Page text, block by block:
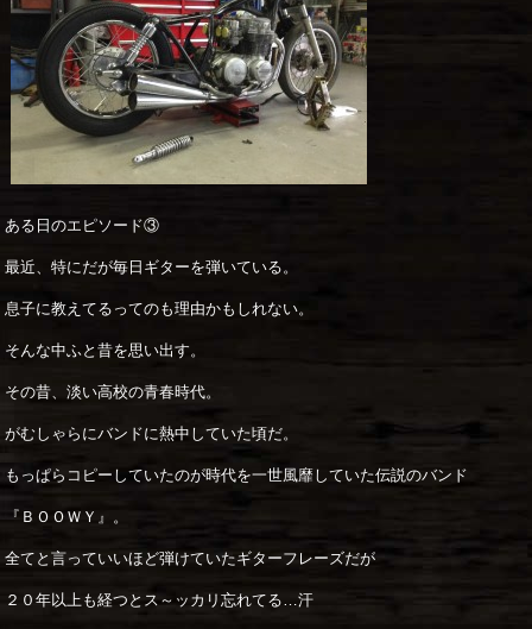
ある日のエピソード③
最近、特にだが毎日ギターを弾いている。
息子に教えてるってのも理由かもしれない。
そんな中ふと昔を思い出す。
その昔、淡い高校の青春時代。
がむしゃらにバンドに熱中していた頃だ。
もっぱらコピーしていたのが時代を一世風靡していた伝説のバンド
『ＢＯＯＷＹ』。
全てと言っていいほど弾けていたギターフレーズだが
２０年以上も経つとス～ッカリ忘れてる…汗